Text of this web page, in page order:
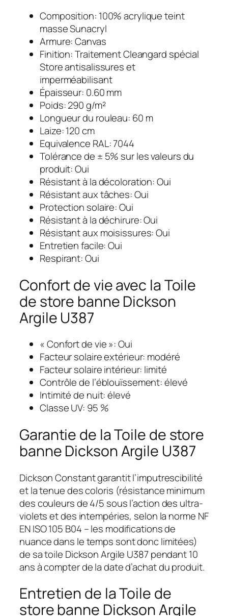
Composition: 100% acrylique teint
masse Sunacryl
Armure: Canvas
Finition: Traitement Cleangard spécial
Store antisalissures et
imperméabilisant
Épaisseur: 0.60 mm
Poids: 290 g/m²
Longueur du rouleau: 60 m
Laize: 120 cm
Equivalence RAL: 7044
Tolérance de ± 5% sur les valeurs du
produit: Oui
Résistant à la décoloration: Oui
Résistant aux tâches: Oui
Protection solaire: Oui
Résistant à la déchirure: Oui
Résistant aux moisissures: Oui
Entretien facile: Oui
Respirant: Oui
Confort de vie avec la Toile
de store banne Dickson
Argile U387
« Confort de vie »: Oui
Facteur solaire extérieur: modéré
Facteur solaire intérieur: limité
Contrôle de l’éblouïssement: élevé
Intimité de nuit: élevé
Classe UV: 95 %
Garantie de la Toile de store
banne Dickson Argile U387
Dickson Constant garantit l’imputrescibilité
et la tenue des coloris (résistance minimum
des couleurs de 4/5 sous l’action des ultra-
violets et des intempéries, selon la norme NF
EN ISO 105 B04 – les modifications de
nuance dans le temps sont donc limitées)
de sa toile Dickson Argile U387 pendant 10
ans à compter de la date d’achat du produit.
Entretien de la Toile de
store banne Dickson Argile